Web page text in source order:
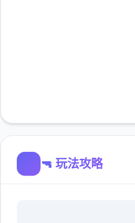
🔫 玩法攻略